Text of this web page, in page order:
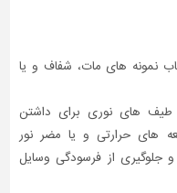
نمونه های مات، شفاف و یا
طیف های نوری برای داشتن
های حرارتی و یا مضر نور
از فرسودگی وسایل